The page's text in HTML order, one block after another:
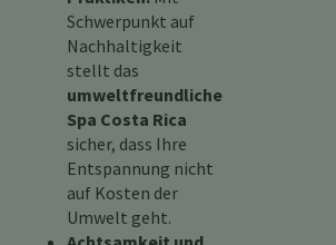
Schwerpunkt auf
Nachhaltigkeit
stellt das
umweltfreundliche
Spa Costa Rica
sicher, dass Ihre
Entspannung nicht
auf Kosten der
Umwelt geht.